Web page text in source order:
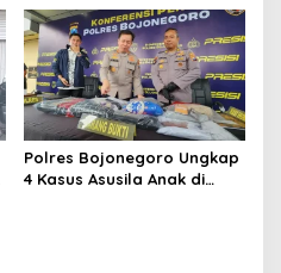
dan Tak Berizin
Polres Bojonegoro Ungkap
4 Kasus Asusila Anak di